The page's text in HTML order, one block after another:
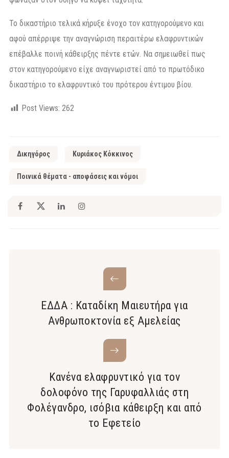
Το δικαστήριο τελικά κήρυξε ένοχο τον κατηγορούμενο και
αφού απέρριψε την αναγνώριση περαιτέρω ελαφρυντικών
επέβαλλε ποινή κάθειρξης πέντε ετών. Να σημειωθεί πως
στον κατηγορούμενο είχε αναγνωριστεί από το πρωτόδικο
δικαστήριο το ελαφρυντικό του πρότερου έντιμου βίου.
Post Views: 262
Δικηγόρος Κυριάκος Κόκκινος
Ποινικά θέματα - αποφάσεις και νόμοι
ΕΔΔΑ : Καταδίκη Μαιευτήρα για
Ανθρωποκτονία εξ Αμελείας
Κανένα ελαφρυντικό για τον
δολοφόνο της Γαρυφαλλιάς στη
Φολέγανδρο, ισόβια κάθειρξη και από
το Εφετείο